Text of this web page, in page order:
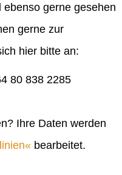
gerne gesehen
gerne zur
hier bitte an:
838 2285
Ihre Daten werden
bearbeitet.